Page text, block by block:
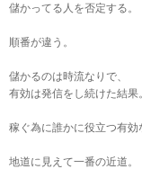
儲かってる人を否定する。
順番が違う。
儲かるのは時流なりで、
有効は発信をし続けた結果。
稼ぐ為に誰かに役立つ有効
地道に見えて一番の近道。